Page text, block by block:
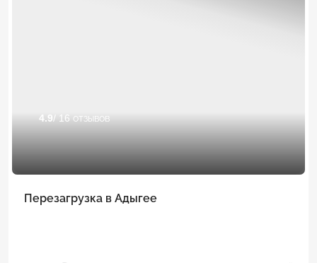
4.9/ 16 отзывов
Перезагрузка в Адыгее